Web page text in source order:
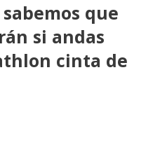
que
si andas
cinta de